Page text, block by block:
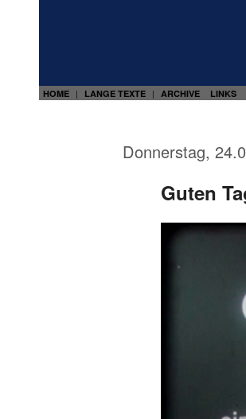
HOME | LANGE TEXTE | ARCHIVE LINKS
Donnerstag,
Guten